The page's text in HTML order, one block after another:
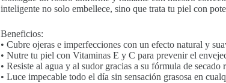
inteligente no solo embellece, sino que trata tu piel con
Beneficios:
• Cubre ojeras e imperfecciones con un efecto natural y
• Nutre tu piel con Vitaminas E y C para prevenir el
• Resiste al agua y al sudor gracias a su fórmula de secado
• Luce impecable todo el día sin sensación grasosa en